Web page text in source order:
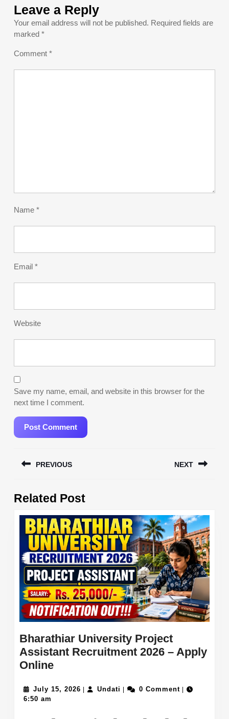
Leave a Reply
Your email address will not be published. Required fields are
marked *
Comment *
Name *
Email *
Website
Save my name, email, and website in this browser for the
next time I comment.
navigation
PREVIOUS
post:
NEXT
Related Post
Bharathiar University Project
Assistant Recruitment 2026 – Apply
OnlineBharathiar
Project
July 15, 2026 July
Undati Undati0 Comment
6:50 am